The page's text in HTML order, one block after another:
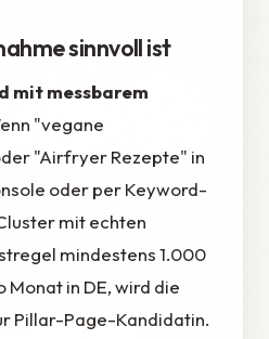
sinnvoll ist
mit messbarem
"vegane
"Airfryer Rezepte" in
oder per Keyword-
mit echten
mindestens 1.000
Monat in DE, wird die
Pillar-Page-Kandidatin.